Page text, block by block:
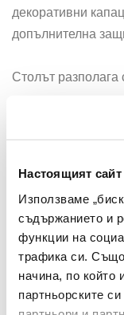
Настоящият
Използваме
съдържанието и
функции на
трафика си.
начина, по който
партньорските
декоративни
допълнителна
Столът разполага
Брой
- +